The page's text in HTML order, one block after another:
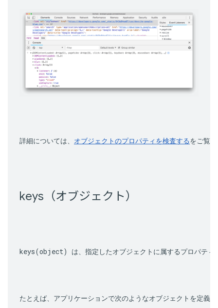
詳細については、 オブジェクトのプロパティを検査するをご覧
keys（オブジェクト）
keys(object) は、指定したオブジェクトに属するプロパテ
たとえば、アプリケーションで次のようなオブジェクトを定義